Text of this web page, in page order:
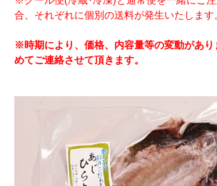
合、それぞれに個別の送料が発生いたします
※時期により、価格、内容量等の変動があ
めてご連絡させて頂きます。